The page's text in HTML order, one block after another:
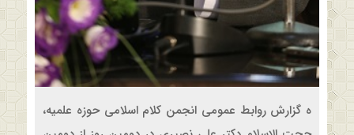
ه گزارش روابط عمومی انجمن کلام اسلامی حوزه علمیه،